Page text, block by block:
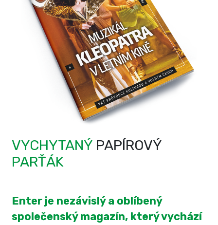
VYCHYTANÝ PAPÍROVÝ
PARŤÁK
Enter je nezávislý a oblíbený
společenský magazín, který vychází